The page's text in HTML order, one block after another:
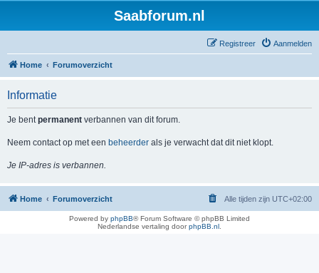
Saabforum.nl
Aanmelden
Registreer
Home Forumoverzicht
Informatie
Je bentpermanent verbannen van dit forum.
Neem contact op met een beheerder als je verwacht dat dit niet klopt.
Je IP-adres is verbannen.
Home Forumoverzicht Alle tijden zijn UTC+02:00
Powered by phpBB® Forum Software © phpBB Limited
Nederlandse vertaling doorphpBB.nl